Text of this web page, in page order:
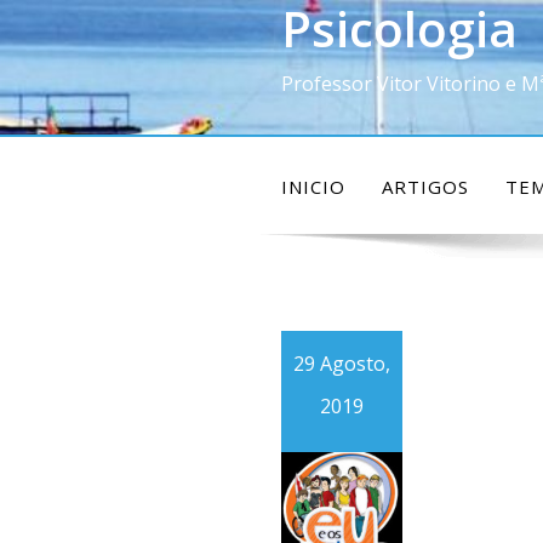
to
Psicologia
Professor Vitor Vitorino e
INICIO ARTIGOS
29 Agosto,
2019